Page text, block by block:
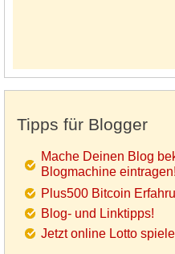
Tipps für Blogger
Mache Deinen Blog
Blogmachine eintragen!
Plus500 Bitcoin
Blog- und Linktipps!
Jetzt online Lotto